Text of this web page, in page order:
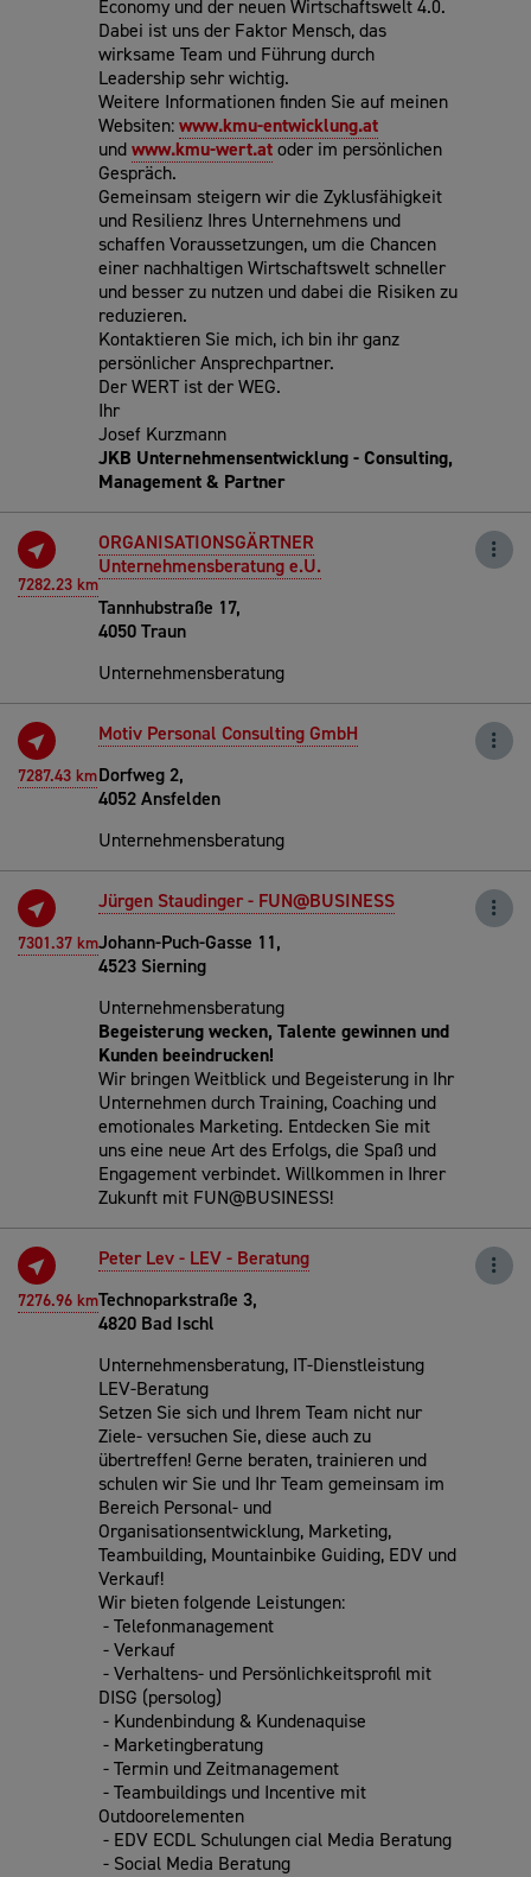
Economy und der neuen Wirtschaftswelt 4.0.
Dabei ist uns der Faktor Mensch, das
wirksame Team und Führung durch
Leadership sehr wichtig.
Weitere Informationen finden Sie auf meinen
Websiten:www.kmu-entwicklung.at
undwww.kmu-wert.atoder im persönlichen
Gespräch.
Gemeinsam steigern wir die Zyklusfähigkeit
und Resilienz Ihres Unternehmens und
schaffen Voraussetzungen, um die Chancen
einer nachhaltigen Wirtschaftswelt schneller
und besser zu nutzen und dabei die Risiken zu
reduzieren.
Kontaktieren Sie mich, ich bin ihr ganz
persönlicher Ansprechpartner.
Der WERT ist der WEG.
Ihr
Josef Kurzmann
JKB Unternehmensentwicklung - Consulting,
Management & Partner
7282.23 km
ORGANISATIONSGÄRTNER
Unternehmensberatung e.U.
Tannhubstraße 17,
4050 Traun
Unternehmensberatung
7287.43 km
Motiv Personal Consulting GmbH
Dorfweg 2,
4052 Ansfelden
Unternehmensberatung
7301.37 km
Jürgen Staudinger - FUN@BUSINESS
Johann-Puch-Gasse 11,
4523 Sierning
Unternehmensberatung
Begeisterung wecken, Talente gewinnen und
Kunden beeindrucken!
Wir bringen Weitblick und Begeisterung in Ihr
Unternehmen durch Training, Coaching und
emotionales Marketing. Entdecken Sie mit
uns eine neue Art des Erfolgs, die Spaß und
Engagement verbindet. Willkommen in Ihrer
Zukunft mit FUN@BUSINESS!
7276.96 km
Peter Lev - LEV - Beratung
Technoparkstraße 3,
4820 Bad Ischl
Unternehmensberatung, IT-Dienstleistung
LEV-Beratung
Setzen Sie sich und Ihrem Team nicht nur
Ziele- versuchen Sie, diese auch zu
übertreffen! Gerne beraten, trainieren und
schulen wir Sie und Ihr Team gemeinsam im
Bereich Personal- und
Organisationsentwicklung, Marketing,
Teambuilding, Mountainbike Guiding, EDV und
Verkauf!
Wir bieten folgende Leistungen:
- Telefonmanagement
- Verkauf
- Verhaltens- und Persönlichkeitsprofil mit
DISG (persolog)
- Kundenbindung & Kundenaquise
- Marketingberatung
- Termin und Zeitmanagement
- Teambuildings und Incentive mit
Outdoorelementen
- EDV ECDL Schulungen cial Media Beratung
- Social Media Beratung